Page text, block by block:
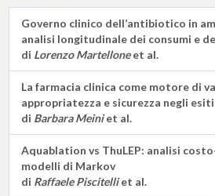
Governo clinico dell’antibiotico in
analisi longitudinale dei consumi e
di Lorenzo Martelloneet al.
La farmacia clinica come motore di
appropriatezza e sicurezza negli
di Barbara Meiniet al.
Aquablation vs ThuLEP: analisi
modelli di Markov
di Raffaele Piscitelliet al.